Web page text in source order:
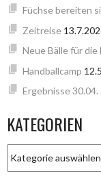
Füchse bereiten
Zeitreise
Neue Bälle für
Handballcamp
Ergebnisse 30.04.
KATEGORIEN